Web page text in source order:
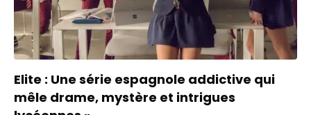
Elite : Une série espagnole addictive qui
mêle drame, mystère et intrigues